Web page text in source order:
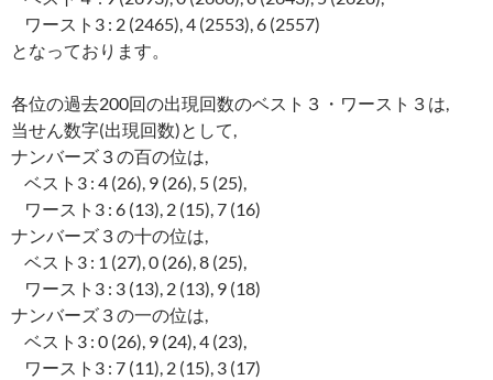
ワースト3 : 2 (2465), 4 (2553), 6 (2557)
となっております。
各位の過去200回の出現回数のベスト３・ワースト３は,
当せん数字(出現回数)として,
ナンバーズ３の百の位は,
ベスト3 : 4 (26), 9 (26), 5 (25),
ワースト3 : 6 (13), 2 (15), 7 (16)
ナンバーズ３の十の位は,
ベスト3 : 1 (27), 0 (26), 8 (25),
ワースト3 : 3 (13), 2 (13), 9 (18)
ナンバーズ３の一の位は,
ベスト3 : 0 (26), 9 (24), 4 (23),
ワースト3 : 7 (11), 2 (15), 3 (17)